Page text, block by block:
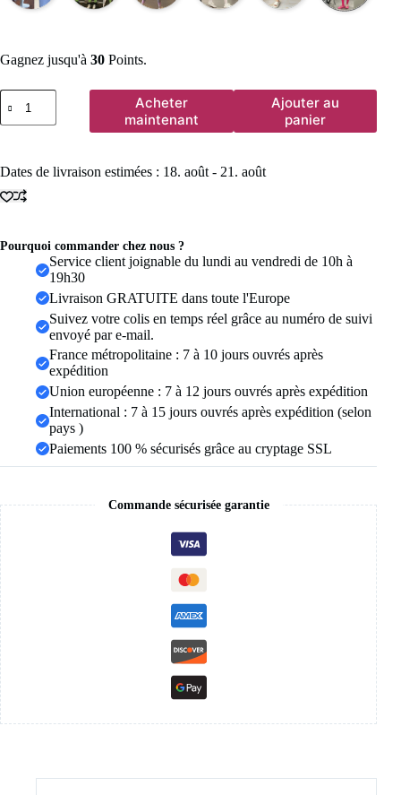
Gagnez jusqu'à 30 Points.
quantité
de
Pantalon
taille
haute
couleur
ciel
bonbon,
pantalon
américaines
respirantes
Acheter
maintenant
Ajouter au
panier
Dates de livraison estimées : 18. août - 21. août
Pourquoi commander chez nous ?
Service client joignable du lundi au vendredi de 10h à
19h30
Livraison GRATUITE dans toute l'Europe
Suivez votre colis en temps réel grâce au numéro de suivi
envoyé par e-mail.
France métropolitaine : 7 à 10 jours ouvrés après
expédition
Union européenne : 7 à 12 jours ouvrés après expédition
International : 7 à 15 jours ouvrés après expédition (selon
pays )
Paiements 100 % sécurisés grâce au cryptage SSL
Commande sécurisée garantie